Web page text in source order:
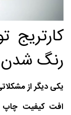
کارتریج
رنگ
یکی دیگر از
افت کیفیت